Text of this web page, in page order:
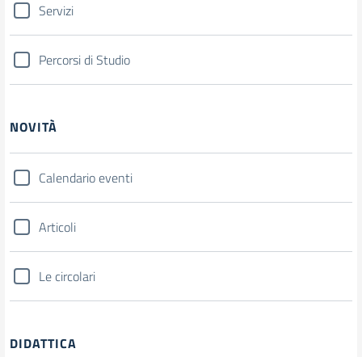
Servizi
Percorsi di Studio
NOVITÀ
Calendario eventi
Articoli
Le circolari
DIDATTICA